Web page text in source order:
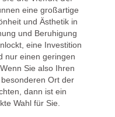
eine großartige
und Ästhetik in
und Beruhigung
eine Investition
nur einen geringen
Sie also Ihren
Ort der
dann ist ein
Wahl für Sie.